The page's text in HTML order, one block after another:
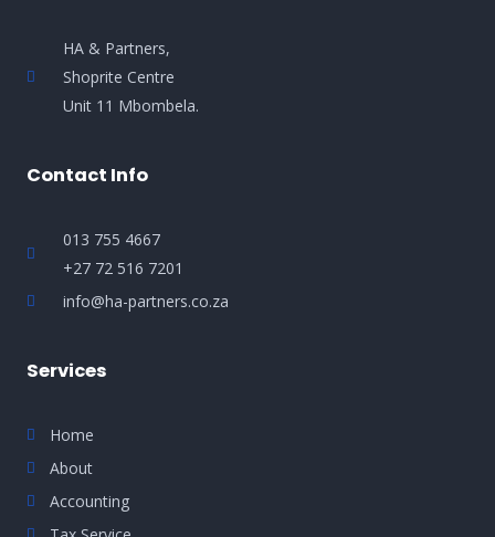
HA & Partners,
Shoprite Centre
Unit 11 Mbombela.
Contact Info
013 755 4667
+27 72 516 7201
info@ha-partners.co.za
Services
Home
About
Accounting